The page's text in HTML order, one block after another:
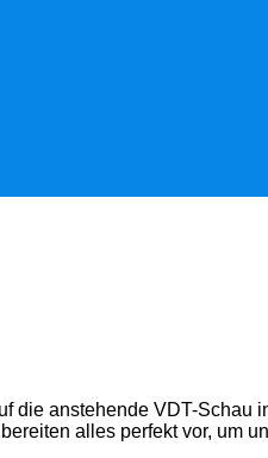
anstehende VDT-Schau
alles perfekt vor, um